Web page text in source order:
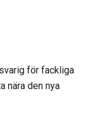
för fackliga
nära den nya